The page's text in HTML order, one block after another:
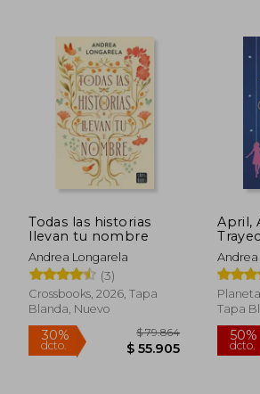
40%
dcto.
$ 84.643
$ 50.786
Todas las historias
llevan tu nombre
Andrea Longarela
(3)
Crossbooks, 2026, Tapa
Blanda, Nuevo
April,
Tapa